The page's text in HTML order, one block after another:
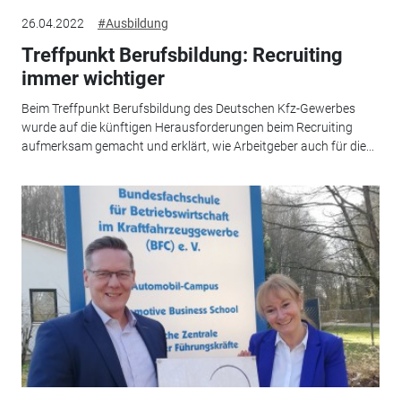
26.04.2022 #Ausbildung
Treffpunkt Berufsbildung: Recruiting
immer wichtiger
Beim Treffpunkt Berufsbildung des Deutschen Kfz-Gewerbes
wurde auf die künftigen Herausforderungen beim Recruiting
aufmerksam gemacht und erklärt, wie Arbeitgeber auch für die...